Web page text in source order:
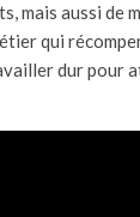
mais aussi de
qui
dur pour